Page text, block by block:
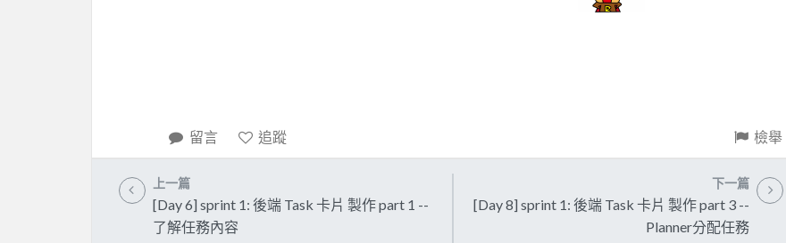
留言 追蹤 檢舉
上一篇
[Day 6] sprint 1: 後端 Task 卡片 製作 part 1 --
了解任務內容
下一篇
[Day 8] sprint 1: 後端 Task 卡片 製作 part 3 --
Planner分配任務